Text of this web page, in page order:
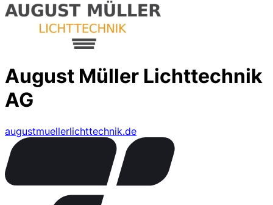
August Müller Lichttechnik
AG
augustmuellerlichttechnik.de